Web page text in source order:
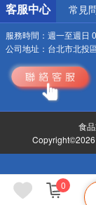
0
客服中心 常見
服務時間： 週一至週日
公司地址： 台北市北投
食